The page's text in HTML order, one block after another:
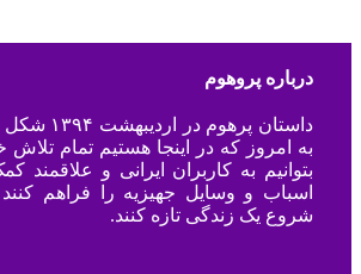
درباره پروهوم
داستان پرهوم
به امروز که در اینجا هستیم تمام تلاش
بتوانیم به کاربران ایرانی و علاقمند کمک
اسباب و وسایل جهیزیه را فراهم کنند
شروع یک زندگی تازه کنند.